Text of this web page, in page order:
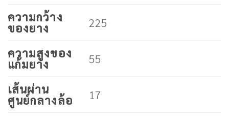
ความกว้าง
ของยาง 225
ความสูงของ
แก้มยาง 55
เส้นผ่าน
ศูนย์กลางล้อ 17